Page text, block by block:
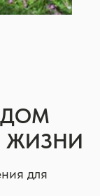
ДОМ
ЖИЗНИ
для